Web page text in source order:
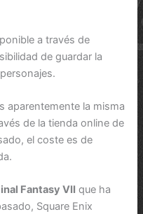
a través de
de guardar la
aparentemente la misma
de la tienda online de
el coste es de
Fantasy VII que ha
Square Enix